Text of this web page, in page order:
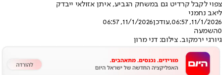
צפוי לקבל קרדיט גם במשחק הגביע, איתן אזולאי ייבדק
ליאב נחמני
11/1/2026, 06:57
,עודכן11/1/2026, 06:57
0השמעה
גיורגי ירמקוב. צילום: דני מרון